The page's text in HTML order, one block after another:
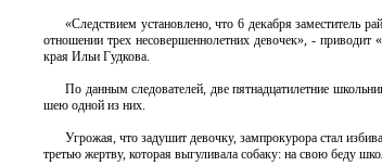
«Следствием установлено, что 6 декабря заместитель
отношении трех несовершеннолетних девочек», - приводит
края Ильи Гудкова.
По данным следователей, две пятнадцатилетние
шею одной из них.
Угрожая, что задушит девочку, зампрокурора стал
третью жертву, которая выгуливала собаку: на свою беду